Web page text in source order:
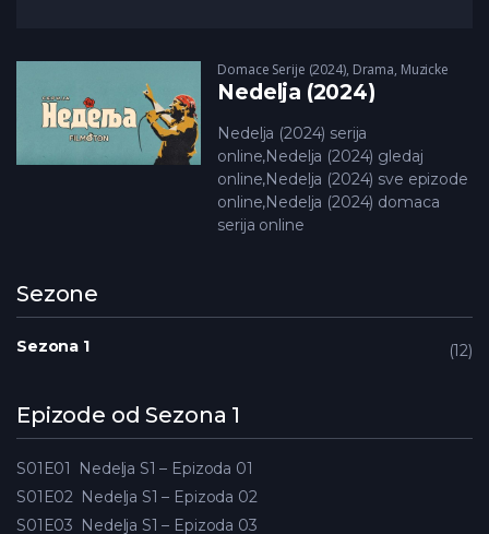
Domace Serije (2024), Drama, Muzicke
Nedelja (2024)
Nedelja (2024) serija
online,Nedelja (2024) gledaj
online,Nedelja (2024) sve epizode
online,Nedelja (2024) domaca
serija online
Sezone
Sezona 1 12
Epizode od Sezona 1
S01E01
Nedelja S1 – Epizoda 01
S01E02 Nedelja S1 – Epizoda 02
S01E03 Nedelja S1 – Epizoda 03